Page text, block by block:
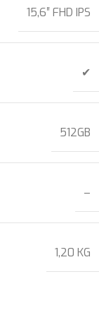
15,6″ FHD IPS
✔
512GB
–
1,20 KG